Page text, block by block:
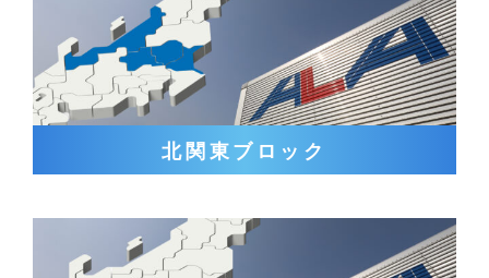
北関東ブロック